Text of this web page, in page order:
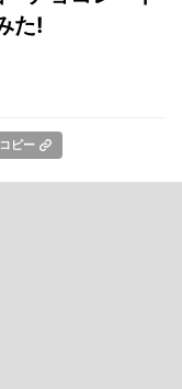
た!
ピー